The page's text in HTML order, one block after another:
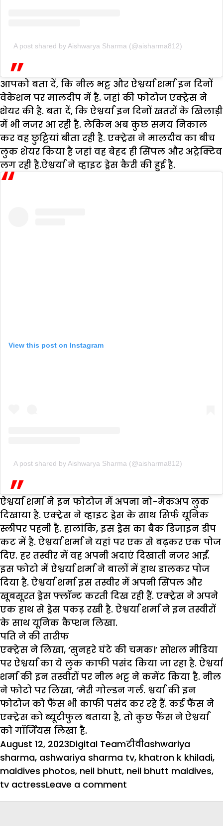
A post shared by Aishwarya Sharma (@aisharma812)
आपको बता दें, कि नील भट्ट और ऐश्वर्या शर्मा इन दिनों
वेकेशन पर मालदीप में है. जहां की फोटोज एक्ट्रेस ने
शेयर की है. बता दें, कि ऐश्वर्या इन दिनों खतरों के खिलाड़ी
में भी नजर आ रही है. लेकिन अब कुछ समय निकाल
कर वह छुट्टियां बीता रही है. एक्ट्रेस ने मालदीव का बीच
लुक शेयर किया है जहां वह बेहद ही सिंपल और अट्रेक्टिव
लग रही है.ऐश्वर्या ने व्हाइट ड्रेस कैरी की हुई है.
View this post on Instagram
A post shared by Aishwarya Sharma (@aisharma812)
ऐश्वर्या शर्मा ने इन फोटोज में अपना नो-मेकअप लुक
दिखाया है. एक्ट्रेस ने व्हाइट ड्रेस के साथ सिर्फ यूनिक
स्लीपर पहनी है. हालांकि, इस ड्रेस का बैक डिजाइन डीप
कट में है. ऐश्वर्या शर्मा ने यहां पर एक से बढ़कर एक पोज
दिए. हर तस्वीर में वह अपनी अदाएं दिखाती नजर आईं.
इस फोटो में ऐश्वर्या शर्मा ने बालों में हाथ डालकर पोज
दिया है. ऐश्वर्या शर्मा इस तस्वीर में अपनी सिंपल और
खूबसूरत ड्रेस फ्लॉन्ट करती दिख रही हैं. एक्ट्रेस ने अपने
एक हाथ से ड्रेस पकड़ रखी है. ऐश्वर्या शर्मा ने इन तस्वीरों
के साथ यूनिक कैप्शन लिखा.
पति ने की तारीफ
एक्ट्रेस ने लिखा, ‘सुनहरे घंटे की चमक।’ सोशल मीडिया
पर ऐश्वर्या का ये लुक काफी पसंद किया जा रहा है. ऐश्वर्या
शर्मा की इन तस्वीरों पर नील भट्ट ने कमेंट किया है. नील
ने फोटो पर लिखा, ‘मेरी गोल्डन गर्ल. श्वर्या की इन
फोटोज को फैंस भी काफी पसंद कर रहे हैं. कई फैंस ने
एक्ट्रेस को ब्यूटीफुल बताया है, तो कुछ फैंस ने ऐश्वर्या
को गॉर्जियस लिखा है.
Posted
on
August 12, 2023Author
Digital TeamCategories
टीवीTags
ashwariya
sharma, ashwariya sharma tv, khatron k khiladi,
maldives photos, neil bhutt, neil bhutt maldives,
tv actressLeave a comment